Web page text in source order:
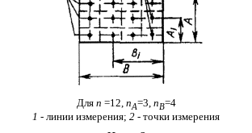
Для n =12, nA=3, nB=4
1 - линии измерения; 2 - точки измерения